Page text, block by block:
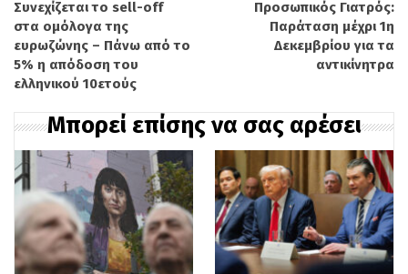
δικαίωμα εξαγοράς έως και επτά έτη,
αν είχαν δύο παιδιά.
Το 2012 άνδρες και γυναίκες που είχαν
συμπληρώσει 25ετία έβγαιναν στη
σύνταξη με όριο ηλικίας τα 58 έτη.
Συνεχίζεται το sell-off
στα ομόλογα της
ευρωζώνης – Πάνω από το
5% η απόδοση του
ελληνικού 10ετούς
Προσωπικός Γιατρός:
Παράταση μέχρι 1η
Δεκεμβρίου για τα
αντικίνητρα
Μπορεί επίσης να σας αρέσει